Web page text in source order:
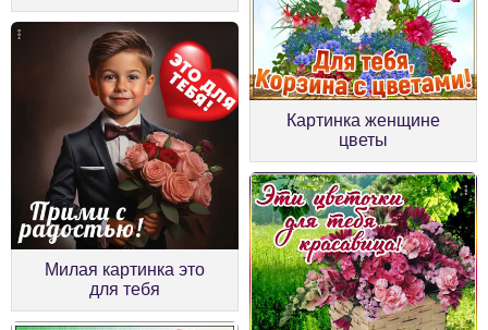
Милая картинка это
для тебя
Картинка женщине
цветы